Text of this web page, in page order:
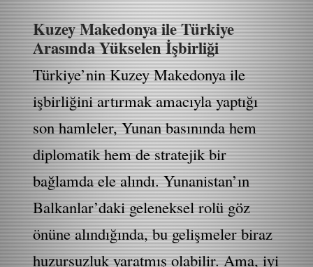
Kuzey Makedonya ile Türkiye
Arasında Yükselen İşbirliği
Türkiye’nin Kuzey Makedonya ile
işbirliğini artırmak amacıyla yaptığı
son hamleler, Yunan basınında hem
diplomatik hem de stratejik bir
bağlamda ele alındı. Yunanistan’ın
Balkanlar’daki geleneksel rolü göz
önüne alındığında, bu gelişmeler biraz
huzursuzluk yaratmış olabilir. Ama, iyi